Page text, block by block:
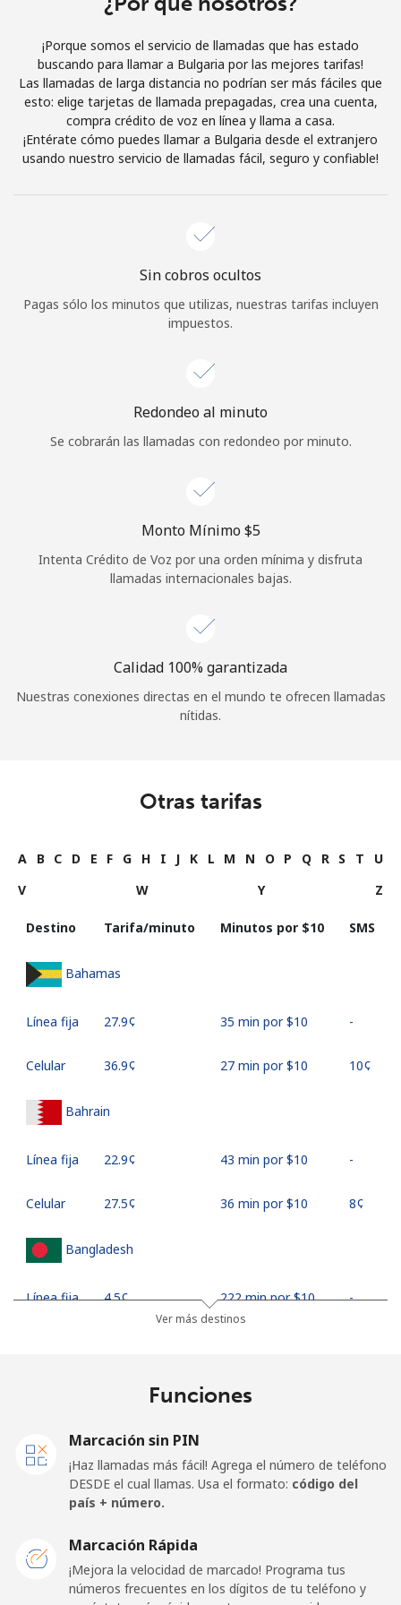
o
Continuar con
¡Porque somos el servicio de llamadas que has estado
buscando para llamar a Bulgaria por las mejores tarifas!
Las llamadas de larga distancia no podrían ser más fáciles que
esto: elige tarjetas de llamada prepagadas, crea una cuenta,
compra crédito de voz en línea y llama a casa.
¡Entérate cómo puedes llamar a Bulgaria desde el extranjero
usando nuestro servicio de llamadas fácil, seguro y confiable!
Sin cobros ocultos
Pagas sólo los minutos que utilizas, nuestras tarifas incluyen
impuestos.
Redondeo al minuto
Se cobrarán las llamadas con redondeo por minuto.
Monto Mínimo ⁦$5⁩
Intenta Crédito de Voz por una orden mínima y disfruta
llamadas internacionales bajas.
Calidad 100% garantizada
Nuestras conexiones directas en el mundo te ofrecen llamadas
nítidas.
Otras tarifas
A B C D E F G H I J K L M N O P Q R S T
U
V
W Y Z
Destino Tarifa/minuto Minutos por ⁦$10⁩ SMS
Bahamas
Línea fija ⁦27.9¢⁩ 35 min por ⁦$10⁩ -
Celular ⁦36.9¢⁩ 27 min por ⁦$10⁩ ⁦10¢⁩
Bahrain
Línea fija ⁦22.9¢⁩ 43 min por ⁦$10⁩ -
Celular ⁦27.5¢⁩ 36 min por ⁦$10⁩ ⁦8¢⁩
Bangladesh
Línea fija ⁦4.5¢⁩ 222 min por ⁦$10⁩ -
Línea fija ⁦38.5¢⁩
⁦44.5¢⁩ 22 min por ⁦$10⁩ -
Línea fija ⁦75.9¢⁩ 13 min por ⁦$10⁩
Ver más destinos
Funciones
Marcación sin PIN
¡Haz llamadas más fácil! Agrega el número de teléfono
DESDE el cual llamas. Usa el formato: código del
país + número.
Marcación Rápida
¡Mejora la velocidad de marcado! Programa tus
números frecuentes en los dígitos de tu teléfono y